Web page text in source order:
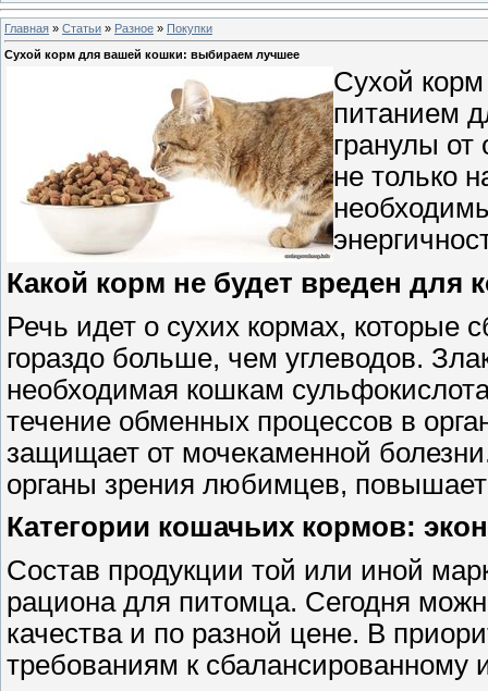
Главная » Статьи » Разное » Покупки
Сухой корм для вашей кошки: выбираем лучшее
Сухой
питанием
гранулы от
не только
Какой корм не будет вреден для
Речь идет о сухих кормах, которые
гораздо больше, чем углеводов.
необходимая кошкам
течение обменных процессов в
защищает от мочекаменной
органы зрения любимцев, повышает
Категории кошачьих кормов:
Состав продукции той или иной
рациона для питомца. Сегодня
качества и по разной цене. В
требованиям к